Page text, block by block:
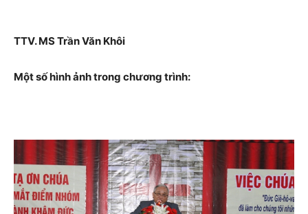
TTV. MS Trần Văn Khôi
Một số hình ảnh trong chương trình: